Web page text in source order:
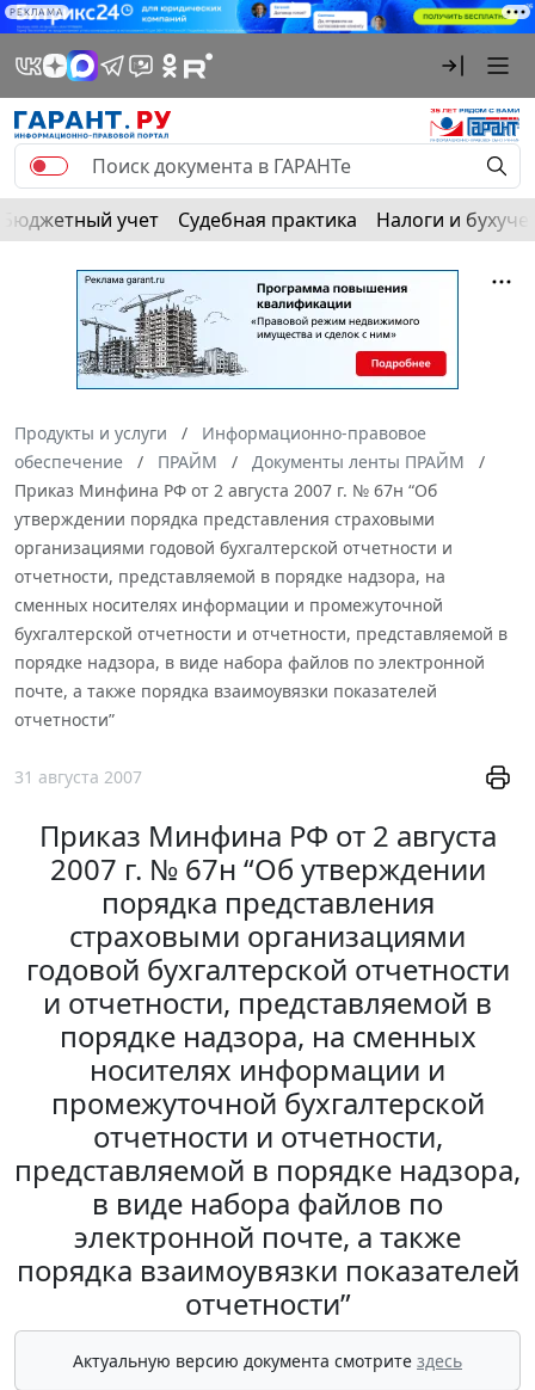
РЕКЛАМА
Бюджетный учет Судебная практика Налоги и
Продукты и услуги
Информационно-правовое
обеспечение
ПРАЙМ
Документы ленты ПРАЙМ
Приказ Минфина РФ от 2 августа 2007 г. № 67н “Об
утверждении порядка представления страховыми
организациями годовой бухгалтерской отчетности и
отчетности, представляемой в порядке надзора, на
сменных носителях информации и промежуточной
бухгалтерской отчетности и отчетности, представляемой в
порядке надзора, в виде набора файлов по электронной
почте, а также порядка взаимоувязки показателей
отчетности”
31 августа 2007
Приказ Минфина РФ от 2 августа
2007 г. № 67н “Об утверждении
порядка представления
страховыми организациями
годовой бухгалтерской отчетности
и отчетности, представляемой в
порядке надзора, на сменных
носителях информации и
промежуточной бухгалтерской
отчетности и отчетности,
представляемой в порядке надзора,
в виде набора файлов по
электронной почте, а также
порядка взаимоувязки показателей
отчетности”
Актуальную версию документа смотрите здесь